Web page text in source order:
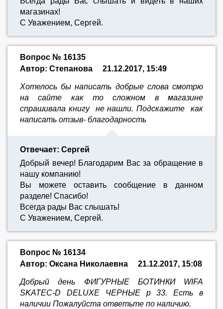
магазинах!
С Уважением, Сергей.
Вопрос № 16135
Автор: Степанова
21.12.2017, 15:49
Хотелось бы написать добрые слова смотрю
на сайте как то сложном в магазине
спрашивала книгу не нашли. Подскажите как
написать отзыв- благодарность
Отвечает: Сергей
Добрый вечер! Благодарим Вас за обращение в
нашу компанию!
Вы можете оставить сообщение в данном
разделе! Спасибо!
Всегда рады Вас слышать!
С Уважением, Сергей.
Вопрос № 16134
Автор: Оксана Николаевна
21.12.2017, 15:08
Добрый день ФИГУРНЫЕ БОТИНКИ WIFA
SKATEC-D DELUXE ЧЕРНЫЕ р 33. Есть в
наличии Пожалуйста ответьте по наличию.